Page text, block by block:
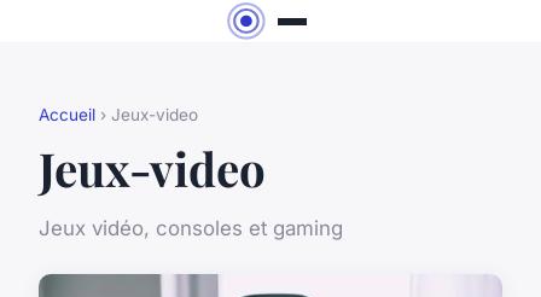
Accueil › Jeux-video
Jeux-video
Jeux vidéo, consoles et gaming